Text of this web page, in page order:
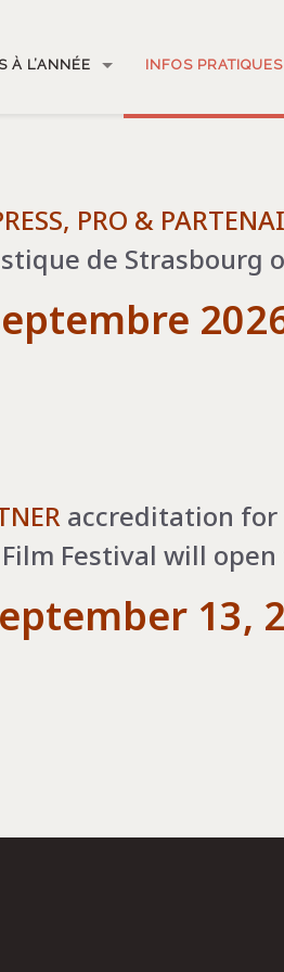
À L’ANNÉE INFOS PRATIQUES
PRO &
de Strasbourg
accreditation
Festival will
13,